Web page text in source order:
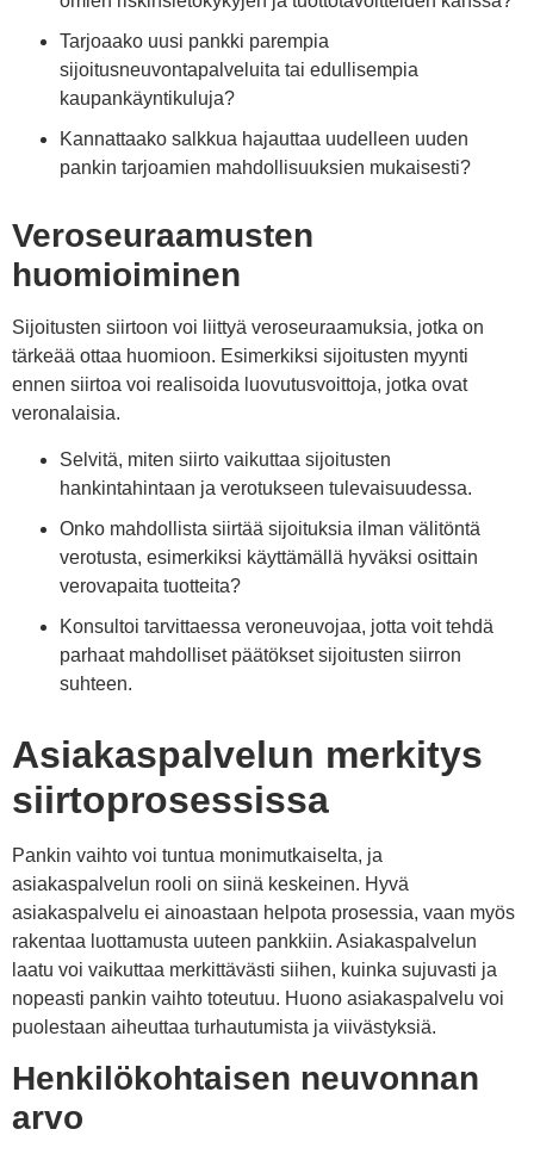
Tarjoaako uusi pankki parempia
sijoitusneuvontapalveluita tai edullisempia
kaupankäyntikuluja?
Kannattaako salkkua hajauttaa uudelleen uuden
pankin tarjoamien mahdollisuuksien mukaisesti?
Veroseuraamusten
huomioiminen
Sijoitusten siirtoon voi liittyä veroseuraamuksia, jotka on
tärkeää ottaa huomioon. Esimerkiksi sijoitusten myynti
ennen siirtoa voi realisoida luovutusvoittoja, jotka ovat
veronalaisia.
Selvitä, miten siirto vaikuttaa sijoitusten
hankintahintaan ja verotukseen tulevaisuudessa.
Onko mahdollista siirtää sijoituksia ilman välitöntä
verotusta, esimerkiksi käyttämällä hyväksi osittain
verovapaita tuotteita?
Konsultoi tarvittaessa veroneuvojaa, jotta voit tehdä
parhaat mahdolliset päätökset sijoitusten siirron
suhteen.
Asiakaspalvelun merkitys
siirtoprosessissa
Pankin vaihto voi tuntua monimutkaiselta, ja
asiakaspalvelun rooli on siinä keskeinen. Hyvä
asiakaspalvelu ei ainoastaan helpota prosessia, vaan myös
rakentaa luottamusta uuteen pankkiin. Asiakaspalvelun
laatu voi vaikuttaa merkittävästi siihen, kuinka sujuvasti ja
nopeasti pankin vaihto toteutuu. Huono asiakaspalvelu voi
puolestaan aiheuttaa turhautumista ja viivästyksiä.
Henkilökohtaisen neuvonnan
arvo